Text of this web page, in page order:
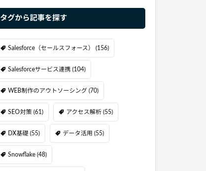
タグから記事を探す
Salesforce（セールスフォース） (156)
Salesforceサービス連携 (104)
WEB制作のアウトソーシング (70)
SEO対策 (61) アクセス解析 (55)
DX基礎 (55) データ活用 (55)
Snowflake (48)